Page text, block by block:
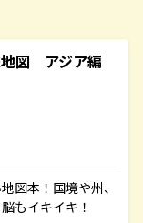
図 アジア編
図本！国境や州、
もイキイキ！